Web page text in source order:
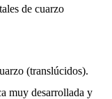
de cuarzo
(translúcidos).
muy desarrollada y